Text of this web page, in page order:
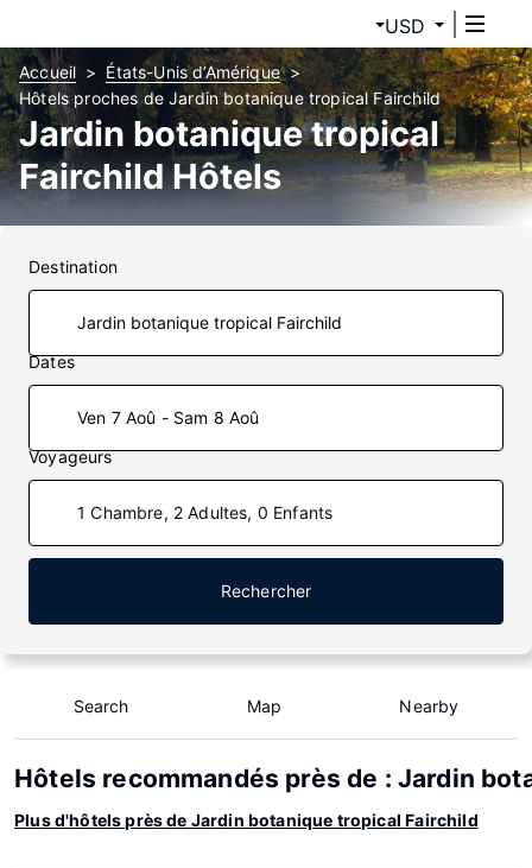
USD
Accueil
États-Unis d’Amérique
Hôtels proches de Jardin botanique tropical Fairchild
Jardin botanique tropical
Fairchild Hôtels
Destination
Dates
Ven 7 Aoû - Sam 8 Aoû
Voyageurs
1 Chambre, 2 Adultes, 0 Enfants
Rechercher
Search Map Nearby
Hôtels recommandés près de : Jardin
Plus d'hôtels près de Jardin botanique tropical Fairchild